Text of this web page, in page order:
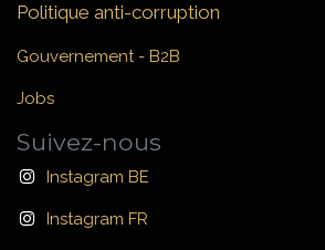
Politique anti-corruption
Gouvernement - B2B
Jobs
Suivez-nous
Instagram BE
Instagram FR